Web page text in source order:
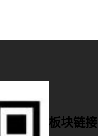
板块链接